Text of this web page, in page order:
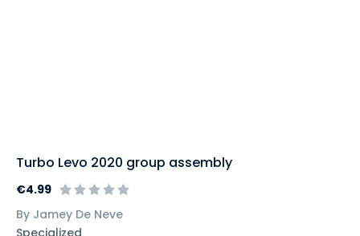
Turbo Levo 2020 group assembly
€4.99
By Jamey De Neve
Specialized